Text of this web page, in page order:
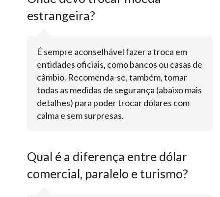
estrangeira?
É sempre aconselhável fazer a troca em
entidades oficiais, como bancos ou casas de
câmbio. Recomenda-se, também, tomar
todas as medidas de segurança (abaixo mais
detalhes) para poder trocar dólares com
calma e sem surpresas.
Qual é a diferença entre dólar
comercial, paralelo e turismo?